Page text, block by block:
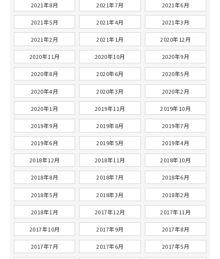
2021年8月 2021年7月 2021年6月
2021年5月 2021年4月 2021年3月
2021年2月 2021年1月 2020年12月
2020年11月 2020年10月 2020年9月
2020年8月 2020年6月 2020年5月
2020年4月 2020年3月 2020年2月
2020年1月 2019年11月 2019年10月
2019年9月 2019年8月 2019年7月
2019年6月 2019年5月 2019年4月
2018年12月 2018年11月 2018年10月
2018年8月 2018年7月 2018年6月
2018年5月 2018年3月 2018年2月
2018年1月 2017年12月 2017年11月
2017年10月 2017年9月 2017年8月
2017年7月 2017年6月 2017年5月